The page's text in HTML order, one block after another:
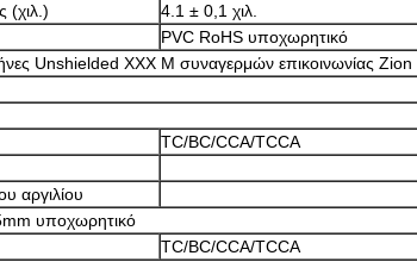
(χιλ.)
4.1 ± 0,1 χιλ.
PVC RoHS υποχωρητικό
Unshielded XXX Μ συναγερμών επικοινωνίας Zion
TC/BC/CCA/TCCA
αργιλίου
υποχωρητικό
TC/BC/CCA/TCCA